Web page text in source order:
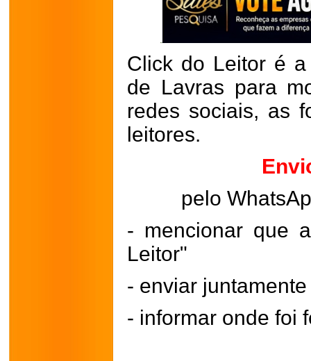
Click do Leitor é
de Lavras para
redes sociais, as
leitores.
pelo
- mencionar que
Leitor"
- enviar
- informar onde foi